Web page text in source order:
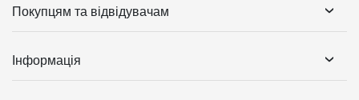
Покупцям та відвідувачам
Інформація